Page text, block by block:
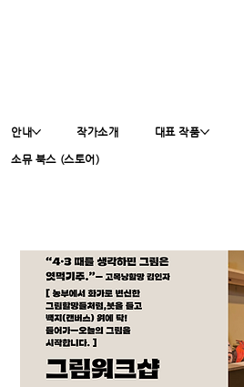
안내 작가소개 대표 작품
소뮤 북스 (스토어)